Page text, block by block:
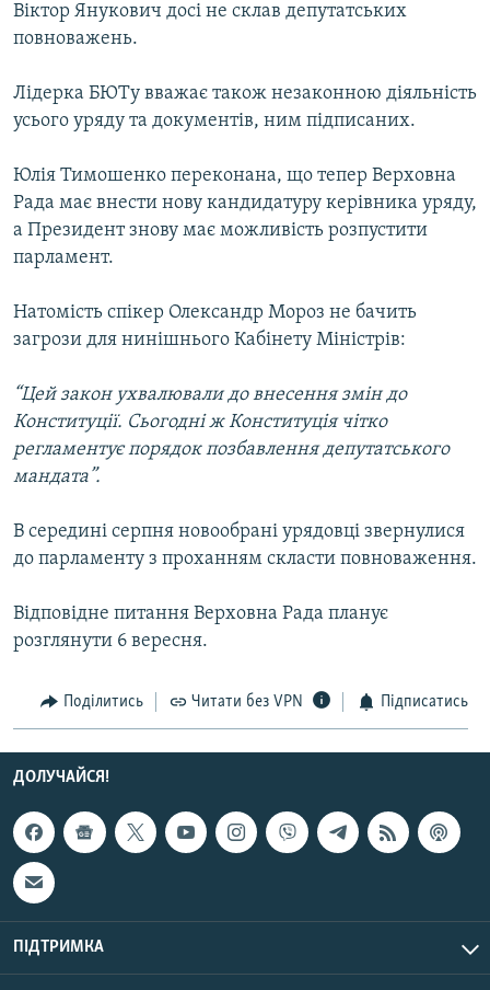
Віктор Янукович досі не склав депутатських
повноважень.
Лідерка БЮТу вважає також незаконною діяльність
усього уряду та документів, ним підписаних.
Юлія Тимошенко переконана, що тепер Верховна
Рада має внести нову кандидатуру керівника уряду,
а Президент знову має можливість розпустити
парламент.
Натомість спікер Олександр Мороз не бачить
загрози для нинішнього Кабінету Міністрів:
“Цей закон ухвалювали до внесення змін до
Конституції. Сьогодні ж Конституція чітко
регламентує порядок позбавлення депутатського
мандата”.
В середині серпня новообрані урядовці звернулися
до парламенту з проханням скласти повноваження.
Відповідне питання Верховна Рада планує
розглянути 6 вересня.
Поділитись Читати без VPN Підписатись
ДОЛУЧАЙСЯ!
ПІДТРИМКА